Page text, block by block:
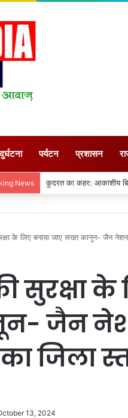
दुर्घटना पर्यटन प्रशासन
News अगस्त माह शुरु : सीहोर जिले
के लिए बनाया जाए सख्त कानून- जैन
सुरक्षा
जैन
जिला
13, 2024